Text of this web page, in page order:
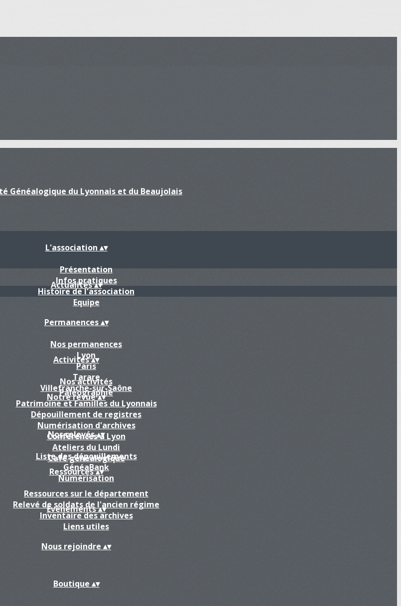
L'association ▴▾
Présentation
Infos pratiques
Histoire de l'association
Equipe
Actualités▴▾
Permanences▴▾
Nos permanences
Lyon
Paris
Tarare
Villefranche-sur-Saône
Activités▴▾
Nos activités
Paléographie
Patrimoine et Familles du Lyonnais
Dépouillement de registres
Numérisation d'archives
Conférences à Lyon
Ateliers du Lundi
Café généalogique
Notre revue▴▾
Nos relevés▴▾
Liste des dépouillements
GénéaBank
Numérisation
Ressources▴▾
Ressources sur le département
Relevé de soldats de l'ancien régime
Inventaire des archives
Liens utiles
Evènements▴▾
Nous rejoindre ▴▾
Boutique ▴▾